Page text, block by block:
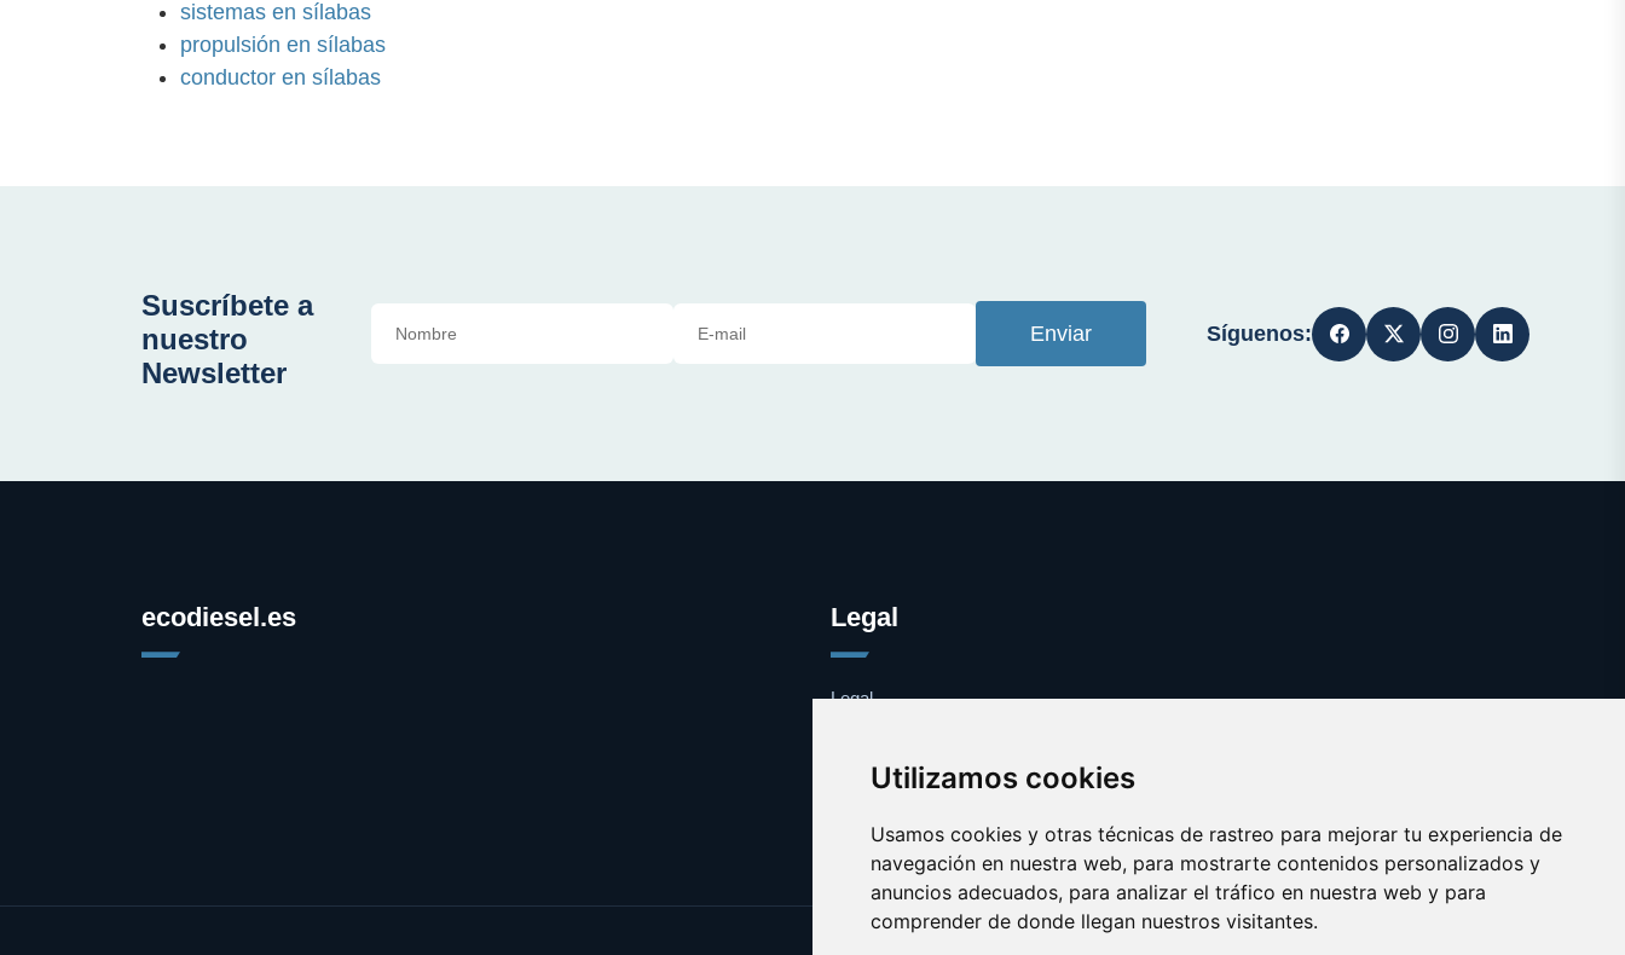
Utilizamos cookies
Usamos cookies y otras técnicas de rastreo para mejorar tu experiencia de
navegación en nuestra web, para mostrarte contenidos personalizados y
anuncios adecuados, para analizar el tráfico en nuestra web y para
comprender de donde llegan nuestros visitantes.
sistemas en sílabas
propulsión en sílabas
conductor en sílabas
Suscríbete a
nuestro
Newsletter
Enviar Síguenos:
ecodiesel.es Legal
Legal
Contacto